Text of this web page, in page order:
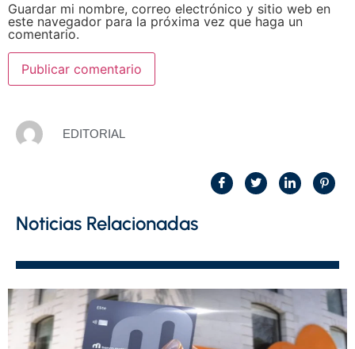
Guardar mi nombre, correo electrónico y sitio web en
este navegador para la próxima vez que haga un
comentario.
EDITORIAL
Noticias Relacionadas